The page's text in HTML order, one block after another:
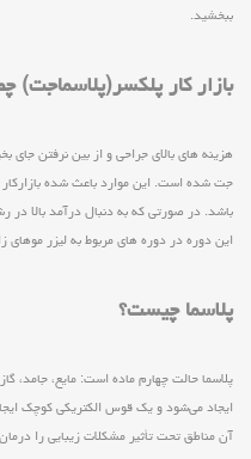
ببخشید.
بازار کار پلکسر(پلاسماجت)
هزینه های بالای جراحی و از بین نرفتن جای
جت شده است. این موارد باعث شده
باشد. در صورتی که به دنبال درآمد بالا
این دوره در دوره های مربوط به لیزر موهای
پلاسما چیست؟
پلاسما حالت چهارم ماده است: مایع، جامد،
ایجاد می‌شود و یک قوس الکتریکی کوچک
آن مناطق تحت تأثیر مشکلات زیبایی را